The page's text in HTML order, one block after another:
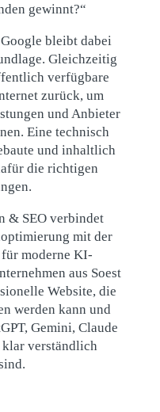
gewinnt?“
bleibt dabei
Gleichzeitig
verfügbare
zurück, um
und Anbieter
Eine technisch
und inhaltlich
die richtigen
& SEO verbindet
mit der
moderne KI-
aus Soest
Website, die
werden kann und
Gemini, Claude
klar verständlich